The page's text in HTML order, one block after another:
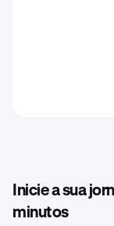
Inicie a sua
minutos